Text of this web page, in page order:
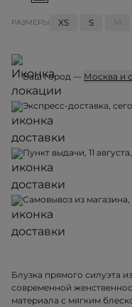
РАЗМЕРЫ XS S M
Ваш город — Москва и
Экспресс-доставка,
Пункт выдачи, 11
Самовывоз из
Блузка прямого силуэта
современной
материала с мягким